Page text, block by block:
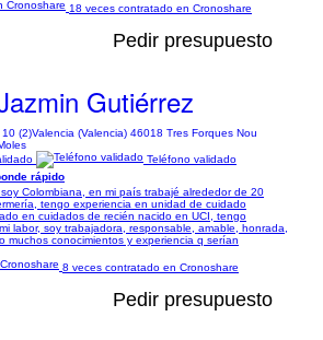
18 veces contratado en Cronoshare
Pedir presupuesto
Gutiérrez
10 (2)Valencia (Valencia) 46018 Tres Forques Nou
Teléfono validado
rápido
Colombiana, en mi país trabajé alrededor de 20
tengo experiencia en unidad de cuidado
en cuidados de recién nacido en UCI, tengo
labor, soy trabajadora, responsable, amable, honrada,
muchos conocimientos y experiencia q serían
8 veces contratado en Cronoshare
Pedir presupuesto